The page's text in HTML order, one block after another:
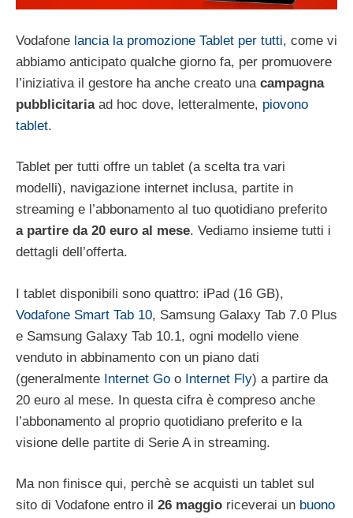
Vodafone lancia la promozione Tablet per tutti, come vi
abbiamo anticipato qualche giorno fa, per promuovere
l’iniziativa il gestore ha anche creato una campagna
pubblicitariaad hoc dove, letteralmente, piovono
tablet.
Tablet per tutti offre un tablet (a scelta tra vari
modelli), navigazione internet inclusa, partite in
streaming e l’abbonamento al tuo quotidiano preferito
a partire da 20 euro al mese. Vediamo insieme tutti i
dettagli dell’offerta.
I tablet disponibili sono quattro: iPad (16 GB),
Vodafone Smart Tab 10, Samsung Galaxy Tab 7.0 Plus
e Samsung Galaxy Tab 10.1, ogni modello viene
venduto in abbinamento con un piano dati
(generalmente Internet Go o Internet Fly) a partire da
20 euro al mese. In questa cifra è compreso anche
l’abbonamento al proprio quotidiano preferito e la
visione delle partite di Serie A in streaming.
Ma non finisce qui, perchè se acquisti un tablet sul
sito di Vodafone entro il 26 maggio riceverai un buono